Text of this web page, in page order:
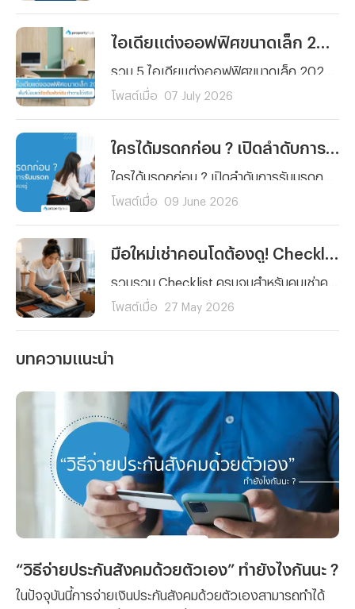
โพสต์เมื่อ 07 July 2026
โพสต์เมื่อ 09 June 2026
โพสต์เมื่อ 27 May 2026
บทความแนะนำ
“วิธีจ่ายประกันสังคมด้วยตัวเอง” ทำยังไงกันนะ ?
ในปัจจุบันนี้การจ่ายเงินประกันสังคมด้วยตัวเองสามารถทำได้